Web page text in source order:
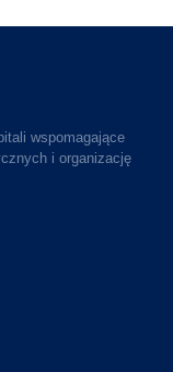
wspomagające
i organizację